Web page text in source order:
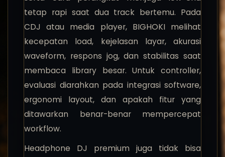
tetap rapi saat dua track bertemu. Pada
CDJ atau media player, BIGHOKI melihat
kecepatan load, kejelasan layar, akurasi
waveform, respons jog, dan stabilitas saat
membaca library besar. Untuk controller,
evaluasi diarahkan pada integrasi software,
ergonomi layout, dan apakah fitur yang
ditawarkan benar-benar mempercepat
workflow.
Headphone DJ premium juga tidak bisa